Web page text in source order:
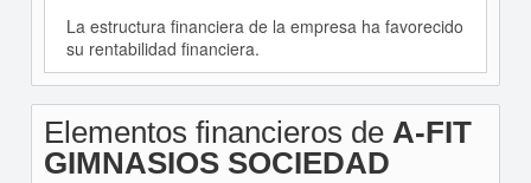
La estructura financiera de la empresa ha favorecido
su rentabilidad financiera.
Elementos financieros de A-FIT
GIMNASIOS SOCIEDAD